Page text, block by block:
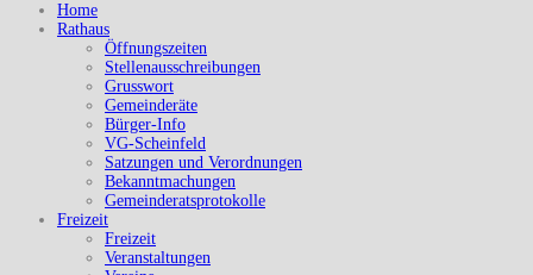
Home
Rathaus
Öffnungszeiten
Stellenausschreibungen
Grusswort
Gemeinderäte
Bürger-Info
VG-Scheinfeld
Satzungen und Verordnungen
Bekanntmachungen
Gemeinderatsprotokolle
Freizeit
Freizeit
Veranstaltungen